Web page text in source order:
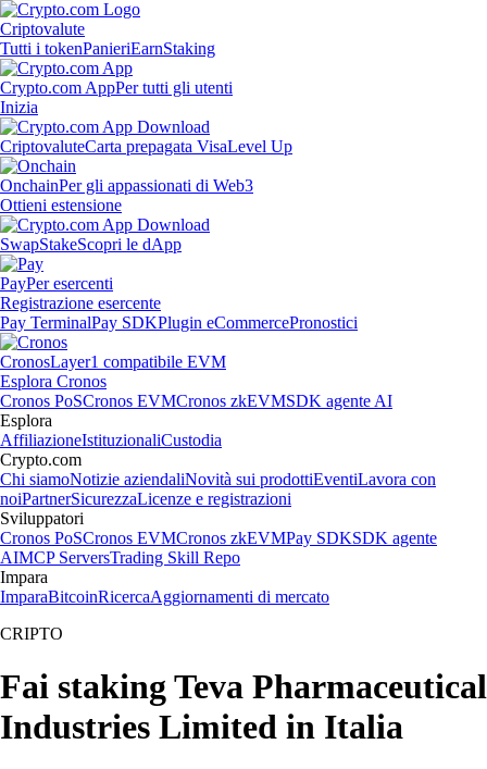
Criptovalute
Tutti i tokenPanieriEarnStaking
Crypto.com AppPer tutti gli utenti
Inizia
CriptovaluteCarta prepagata VisaLevel Up
OnchainPer gli appassionati di Web3
Ottieni estensione
SwapStakeScopri le dApp
PayPer esercenti
Registrazione esercente
Pay TerminalPay SDKPlugin eCommercePronostici
CronosLayer1 compatibile EVM
Esplora Cronos
Cronos PoSCronos EVMCronos zkEVMSDK agente AI
Esplora
AffiliazioneIstituzionaliCustodia
Crypto.com
Chi siamoNotizie aziendaliNovità sui prodottiEventiLavora con
noiPartnerSicurezzaLicenze e registrazioni
Sviluppatori
Cronos PoSCronos EVMCronos zkEVMPay SDKSDK agente
AIMCP ServersTrading Skill Repo
Impara
ImparaBitcoinRicercaAggiornamenti di mercato
CRIPTO
Fai staking Teva Pharmaceutical
Industries Limited in Italia